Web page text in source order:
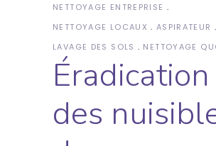
NETTOYAGE ENTREPRISE
NETTOYAGE LOCAUX
ASPIRATEUR
LAVAGE DES SOLS
NETTOYAGE
Éradication
des